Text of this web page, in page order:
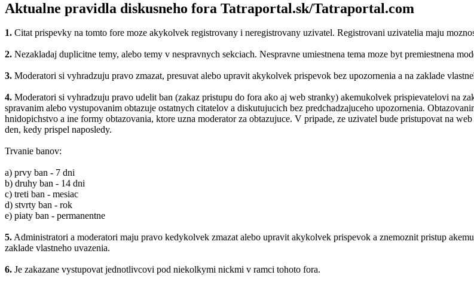
Aktualne pravidla diskusneho fora Tatraportal.sk/Tatraportal.com
1. Citat prispevky na tomto fore moze akykolvek registrovany i neregistrovany uzivatel. Registrovani uzivatelia maju
2. Nezakladaj duplicitne temy, alebo temy v nespravnych sekciach. Nespravne umiestnena tema moze byt premiestnena
3. Moderatori si vyhradzuju pravo zmazat, presuvat alebo upravit akykolvek prispevok bez upozornenia a na zaklade
4. Moderatori si vyhradzuju pravo udelit ban (zakaz pristupu do fora ako aj web stranky) akemukolvek prispievatelovi na
spravanim alebo vystupovanim obtazuje ostatnych citatelov a diskutujucich bez predchadzajuceho upozornenia.
hnidopichstvo a ine formy obtazovania, ktore uzna moderator za obtazujuce. V pripade, ze uzivatel bude pristupovat na
den, kedy prispel naposledy.
Trvanie banov:
a) prvy ban - 7 dni
b) druhy ban - 14 dni
c) treti ban - mesiac
d) stvrty ban - rok
e) piaty ban - permanentne
5. Administratori a moderatori maju pravo kedykolvek zmazat alebo upravit akykolvek prispevok a znemoznit pristup
zaklade vlastneho uvazenia.
6. Je zakazane vystupovat jednotlivcovi pod niekolkymi nickmi v ramci tohoto fora.